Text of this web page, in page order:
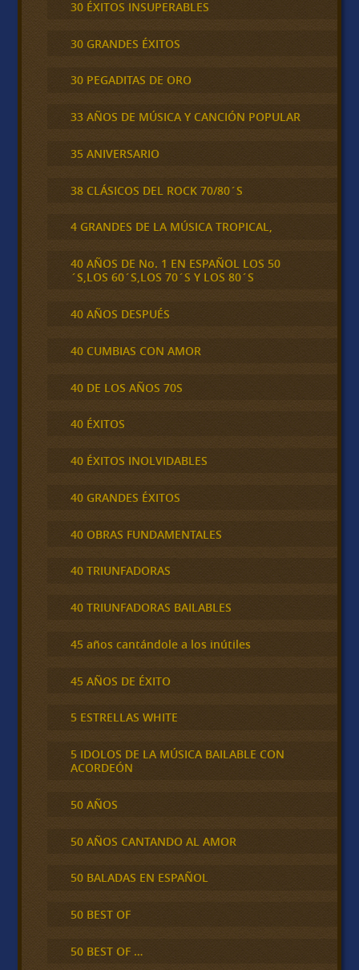
30 ÉXITOS INSUPERABLES
30 GRANDES ÉXITOS
30 PEGADITAS DE ORO
33 AÑOS DE MÚSICA Y CANCIÓN POPULAR
35 ANIVERSARIO
38 CLÁSICOS DEL ROCK 70/80´S
4 GRANDES DE LA MÚSICA TROPICAL,
40 AÑOS DE No. 1 EN ESPAÑOL LOS 50
´S,LOS 60´S,LOS 70´S Y LOS 80´S
40 AÑOS DESPUÉS
40 CUMBIAS CON AMOR
40 DE LOS AÑOS 70S
40 ÉXITOS
40 ÉXITOS INOLVIDABLES
40 GRANDES ÉXITOS
40 OBRAS FUNDAMENTALES
40 TRIUNFADORAS
40 TRIUNFADORAS BAILABLES
45 años cantándole a los inútiles
45 AÑOS DE ÉXITO
5 ESTRELLAS WHITE
5 IDOLOS DE LA MÚSICA BAILABLE CON
ACORDEÓN
50 AÑOS
50 AÑOS CANTANDO AL AMOR
50 BALADAS EN ESPAÑOL
50 BEST OF
50 BEST OF …